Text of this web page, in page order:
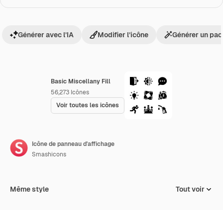
Basic Miscellany Fill
56,273 Icônes
Voir toutes les icônes
Générer avec l’IA Modifier l’icône Générer un
Icône de panneau d'affichage
Smashicons
Même style Tout voir